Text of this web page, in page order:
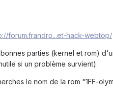
forum.frandro...et-hack-webtop/
parties (kernel et rom)
si un problème survient).
le nom de la rom "1FF-